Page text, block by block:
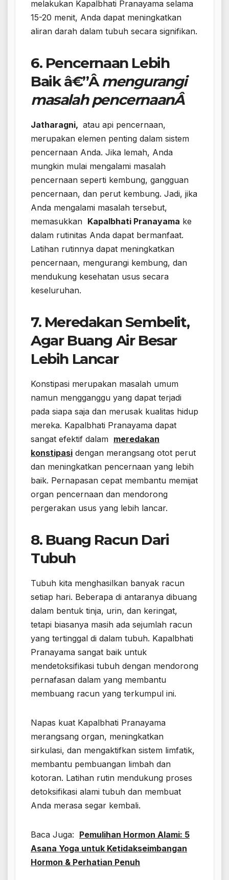
melakukan Kapalbhati Pranayama selama
15-20 menit, Anda dapat meningkatkan
aliran darah dalam tubuh secara signifikan.
6. Pencernaan Lebih
Baik â€”Âmengurangi
masalah pencernaanÂ
Jatharagni, atau api pencernaan,
merupakan elemen penting dalam sistem
pencernaan Anda. Jika lemah, Anda
mungkin mulai mengalami masalah
pencernaan seperti kembung, gangguan
pencernaan, dan perut kembung. Jadi, jika
Anda mengalami masalah tersebut,
memasukkan Kapalbhati Pranayama ke
dalam rutinitas Anda dapat bermanfaat.
Latihan rutinnya dapat meningkatkan
pencernaan, mengurangi kembung, dan
mendukung kesehatan usus secara
keseluruhan.
7. Meredakan Sembelit,
Agar Buang Air Besar
Lebih Lancar
Konstipasi merupakan masalah umum
namun mengganggu yang dapat terjadi
pada siapa saja dan merusak kualitas hidup
mereka. Kapalbhati Pranayama dapat
sangat efektif dalam meredakan
konstipasi dengan merangsang otot perut
dan meningkatkan pencernaan yang lebih
baik. Pernapasan cepat membantu memijat
organ pencernaan dan mendorong
pergerakan usus yang lebih lancar.
8. Buang Racun Dari
Tubuh
Tubuh kita menghasilkan banyak racun
setiap hari. Beberapa di antaranya dibuang
dalam bentuk tinja, urin, dan keringat,
tetapi biasanya masih ada sejumlah racun
yang tertinggal di dalam tubuh. Kapalbhati
Pranayama sangat baik untuk
mendetoksifikasi tubuh dengan mendorong
pernafasan dalam yang membantu
membuang racun yang terkumpul ini.
Napas kuat Kapalbhati Pranayama
merangsang organ, meningkatkan
sirkulasi, dan mengaktifkan sistem limfatik,
membantu pembuangan limbah dan
kotoran. Latihan rutin mendukung proses
detoksifikasi alami tubuh dan membuat
Anda merasa segar kembali.
Baca Juga: Pemulihan Hormon Alami: 5
Asana Yoga untuk Ketidakseimbangan
Hormon & Perhatian Penuh